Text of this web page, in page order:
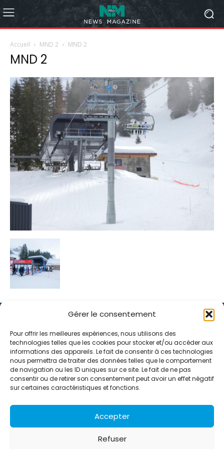
Gérer le consentement
Pour offrir les meilleures expériences, nous utilisons des
technologies telles que les cookies pour stocker et/ou accéder aux
informations des appareils. Le fait de consentir à ces technologies
nous permettra de traiter des données telles que le comportement
de navigation ou les ID uniques sur ce site. Le fait de ne pas
consentir ou de retirer son consentement peut avoir un effet négatif
sur certaines caractéristiques et fonctions.
Accepter
Refuser
Accueil MND 2 MND 2
MND 2
Alternative Média est une agence de relations presse et de
relations publiques basée à Grenoble. Depuis 1995, elle conçoit et
pilote des stratégies de visibilité en France et à l’international
grâce à un réseau d’agences partenaires.